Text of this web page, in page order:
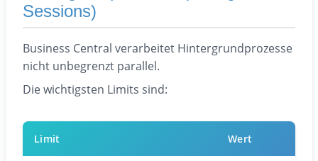
Sessions)
Business Central verarbeitet Hintergrundprozesse
nicht unbegrenzt parallel.
Die wichtigsten Limits sind:
Limit Wert